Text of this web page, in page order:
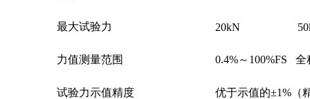
最大试验力 20kN
力值测量范围 0.4%～100%FS 全
试验力示值精度 优于示值的±1%（